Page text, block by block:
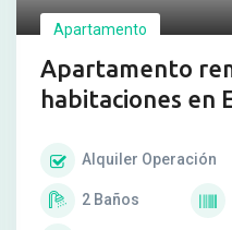
Apartamento
Apartamento
habitaciones en
Alquiler Operación
2 Baños